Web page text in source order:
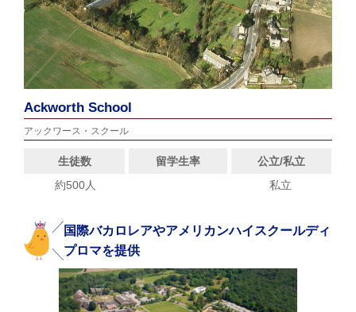
Ackworth School
アックワース・スクール
生徒数 留学生率
公立/私立
約500人
私立
国際バカロレアやアメリカンハイスクールディ
プロマを提供